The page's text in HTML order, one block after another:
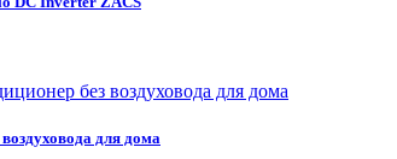
для дома